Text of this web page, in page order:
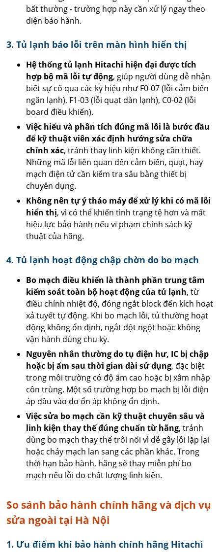
bất thường - trường hợp này cần xử lý ngay theo
diện bảo hành.
3. Tủ lạnh báo lỗi trên màn hình hiển thị
Hệ thống tủ lạnh Hitachi hiện đại được tích
hợp bộ mã lỗi tự động, giúp người dùng dễ nhận
biết sự cố qua các ký hiệu như F0-07 (lỗi cảm biến
ngăn lạnh), F1-03 (lỗi quạt dàn lạnh), C0-02 (lỗi
board điều khiển).
Việc hiểu và phân tích đúng mã lỗi là bước đầu
để kỹ thuật viên xác định hướng sửa chữa
chính xác, tránh thay linh kiện không cần thiết.
Những mã lỗi liên quan đến cảm biến, quạt, hay
mạch điện tử cần kiểm tra sâu bằng thiết bị
chuyên dụng.
Không nên tự ý tháo máy để xử lý khi có mã lỗi
hiển thị, vì có thể khiến tình trạng tệ hơn và mất
hiệu lực bảo hành nếu vi phạm chính sách kỹ
thuật của hãng.
4. Tủ lạnh hoạt động chập chờn do bo mạch
Bo mạch điều khiển là thành phần trung tâm
kiểm soát toàn bộ hoạt động của tủ lạnh, từ
điều chỉnh nhiệt độ, đóng ngắt block đến kích hoạt
xả tuyết tự động. Khi bo mạch lỗi, tủ thường hoạt
động không ổn định, ngắt đột ngột hoặc không
vận hành đúng chu kỳ.
Nguyên nhân thường do tụ điện hư, IC bị chập
hoặc bị ẩm sau thời gian dài sử dụng, đặc biệt
trong môi trường có độ ẩm cao hoặc bị xâm nhập
côn trùng. Một số trường hợp bo mạch bị lỗi điện
áp đầu vào do ổn áp không ổn định.
Việc sửa bo mạch cần kỹ thuật chuyên sâu và
linh kiện thay thế đúng chuẩn từ hãng, tránh
dùng bo mạch thay thế trôi nổi vì dễ gây lỗi lặp lại
hoặc cháy mạch lan sang các phần khác. Trong
thời hạn bảo hành, hãng sẽ thay miễn phí bo
mạch nếu lỗi do chất lượng linh kiện.
So sánh bảo hành chính hãng và dịch vụ
sửa ngoài tại Hà Nội
1. Ưu điểm khi bảo hành chính hãng Hitachi